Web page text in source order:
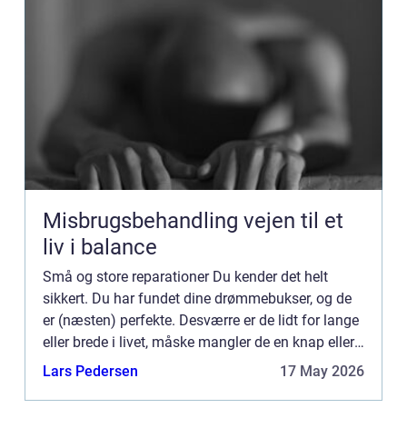
Misbrugsbehandling vejen til et
liv i balance
Små og store reparationer Du kender det helt
sikkert. Du har fundet dine drømmebukser, og de
er (næsten) perfekte. Desværre er de lidt for lange
eller brede i livet, måske mangler de en knap eller
lynlåsen er i stykker. Heldigvis findes der råd for
Lars Pedersen 17 May 2026